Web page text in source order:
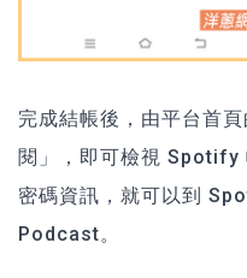
完成結帳後，由平台首
閱」，即可檢視 Spotify
密碼資訊，就可以到
Podcast。